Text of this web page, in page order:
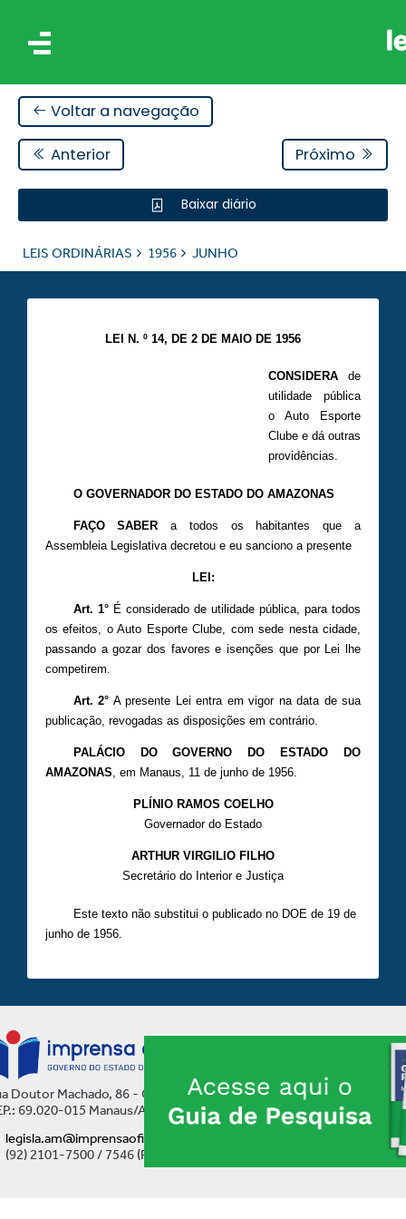
Voltar a navegação
Anterior Próximo
Baixar diário
LEIS ORDINÁRIAS 1956 JUNHO
LEI N. º 14, DE 2 DE MAIO DE 1956
CONSIDERAde
utilidade pública
o Auto Esporte
Clube e dá outras
providências.
O GOVERNADOR DO ESTADO DO AMAZONAS
FAÇO SABER a todos os habitantes que a
Assembleia Legislativa decretou e eu sanciono a presente
LEI:
Art. 1°É considerado de utilidade pública, para todos
os efeitos, o Auto Esporte Clube, com sede nesta cidade,
passando a gozar dos favores e isenções que por Lei lhe
competirem.
Art. 2° A presente Lei entra em vigor na data de sua
publicação, revogadas as disposições em contrário.
PALÁCIO DO GOVERNO DO ESTADO DO
AMAZONAS , em Manaus, 11 de junho de 1956.
PLÍNIO RAMOS COELHO
Governador do Estado
ARTHUR VIRGILIO FILHO
Secretário do Interior e Justiça
Este texto não substitui o publicado no DOE de 19 de
junho de 1956.
Doutor Machado, 86 - Centro
69.020-015 Manaus/AM
legisla.am@imprensaoficial.am.gov.br
(92) 2101-7500 / 7546 (Ramal)